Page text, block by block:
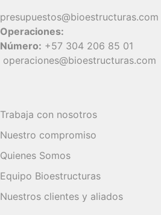
presupuestos@bioestructuras.com
Operaciones:
Número: +57 304 206 85 01
operaciones@bioestructuras.com
Trabaja con nosotros
Nuestro compromiso
Quienes Somos
Equipo Bioestructuras
Nuestros clientes y aliados